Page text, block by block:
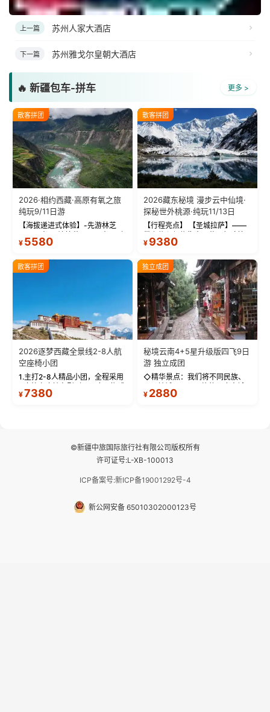
上一篇 苏州人家大酒店
下一篇 苏州雅戈尔皇朝大酒店
🔥 新疆包车-拼车 更多 >
散客拼团
2026·相约西藏·高原有氧之旅
纯玩9/11日游
【海拔递进式体验】-先游林芝
(2900米)再访拉萨(3650米)，亲
测 99%游客零高反 。 【贴心保
反根本不是事儿 ！ 【无人机航
拍】-雪山/圣湖/...
¥ 5580
散客拼团
2026藏东秘境 漫步云中仙境·
探秘世外桃源·纯玩11/13日
【行程亮点】 【圣城拉萨】——
带上信心与信仰去西藏，行吟拉
萨，感受这座城与生俱来的与众
城堡寺院于一体的宏伟建筑，是
西藏最完整的古代...
¥ 9380
散客拼团
2026逐梦西藏全景线2-8人航
空座椅小团
1.主打2-8人精品小团，全程采用
9座航空座椅车型（360度环抱式
座舱），提供VIP级别的舒适出行
¥7380
独立成团
秘境云南4+5星升级版四飞9日
游 独立成团
◇精华景点：我们将不同民族、
不同地域、不同风格的三座古城
—【大理古城、丽江古城、香格
¥ 2880
©新疆中旅国际旅行社有限公司版权所有
许可证号:L-XB-100013
ICP备案号:新ICP备19001292号-4
新公网安备 65010302000123号